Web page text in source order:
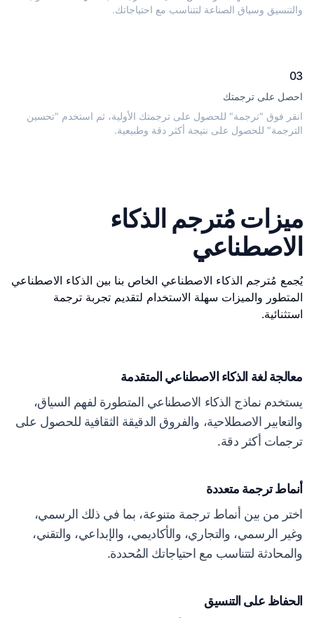
والتنسيق وسياق الصناعة لتتناسب مع احتياجاتك.
03
احصل على ترجمتك
انقر فوق "ترجمة" للحصول على ترجمتك الأولية، ثم استخدم "تحسين
الترجمة" للحصول على نتيجة أكثر دقة وطبيعية.
ميزات مُترجم الذكاء
الاصطناعي
يُجمع مُترجم الذكاء الاصطناعي الخاص بنا بين الذكاء الاصطناعي
المتطور والميزات سهلة الاستخدام لتقديم تجربة ترجمة
استثنائية.
معالجة لغة الذكاء الاصطناعي المتقدمة
يستخدم نماذج الذكاء الاصطناعي المتطورة لفهم السياق،
والتعابير الاصطلاحية، والفروق الدقيقة الثقافية للحصول على
ترجمات أكثر دقة.
أنماط ترجمة متعددة
اختر من بين أنماط ترجمة متنوعة، بما في ذلك الرسمي،
وغير الرسمي، والتجاري، والأكاديمي، والإبداعي، والتقني،
والمحادثة لتتناسب مع احتياجاتك المُحددة.
الحفاظ على التنسيق